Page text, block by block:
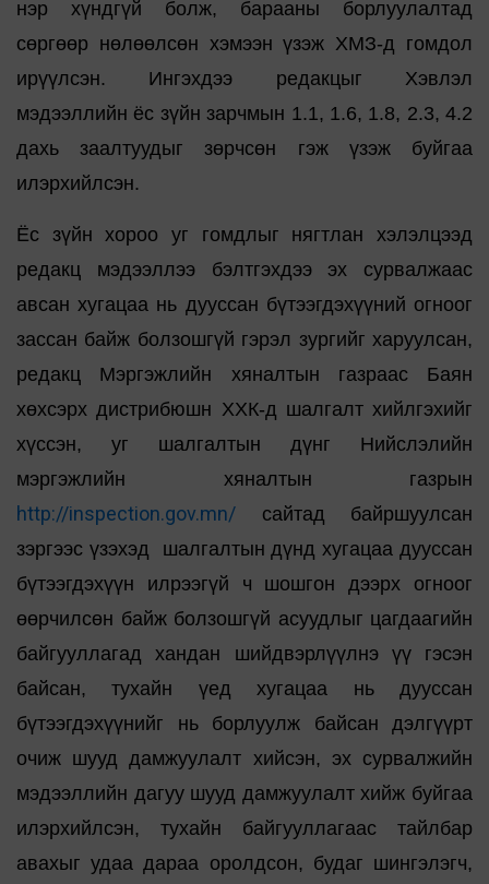
нэр хүндгүй болж, барааны борлуулалтад
сөргөөр нөлөөлсөн хэмээн үзэж ХМЗ-д гомдол
ирүүлсэн. Ингэхдээ редакцыг Хэвлэл
мэдээллийн ёс зүйн зарчмын 1.1, 1.6, 1.8, 2.3, 4.2
дахь заалтуудыг зөрчсөн гэж үзэж буйгаа
илэрхийлсэн.
Ёс зүйн хороо уг гомдлыг нягтлан хэлэлцээд
редакц мэдээллээ бэлтгэхдээ эх сурвалжаас
авсан хугацаа нь дууссан бүтээгдэхүүний огноог
зассан байж болзошгүй гэрэл зургийг харуулсан,
редакц Мэргэжлийн хяналтын газраас Баян
хөхсэрх дистрибюшн ХХК-д шалгалт хийлгэхийг
хүссэн, уг шалгалтын дүнг Нийслэлийн
мэргэжлийн хяналтын газрын
http://inspection.gov.mn/ сайтад байршуулсан
зэргээс үзэхэд шалгалтын дүнд хугацаа дууссан
бүтээгдэхүүн илрээгүй ч шошгон дээрх огноог
өөрчилсөн байж болзошгүй асуудлыг цагдаагийн
байгууллагад хандан шийдвэрлүүлнэ үү гэсэн
байсан, тухайн үед хугацаа нь дууссан
бүтээгдэхүүнийг нь борлуулж байсан дэлгүүрт
очиж шууд дамжуулалт хийсэн, эх сурвалжийн
мэдээллийн дагуу шууд дамжуулалт хийж буйгаа
илэрхийлсэн, тухайн байгууллагаас тайлбар
авахыг удаа дараа оролдсон, будаг шингэлэгч,